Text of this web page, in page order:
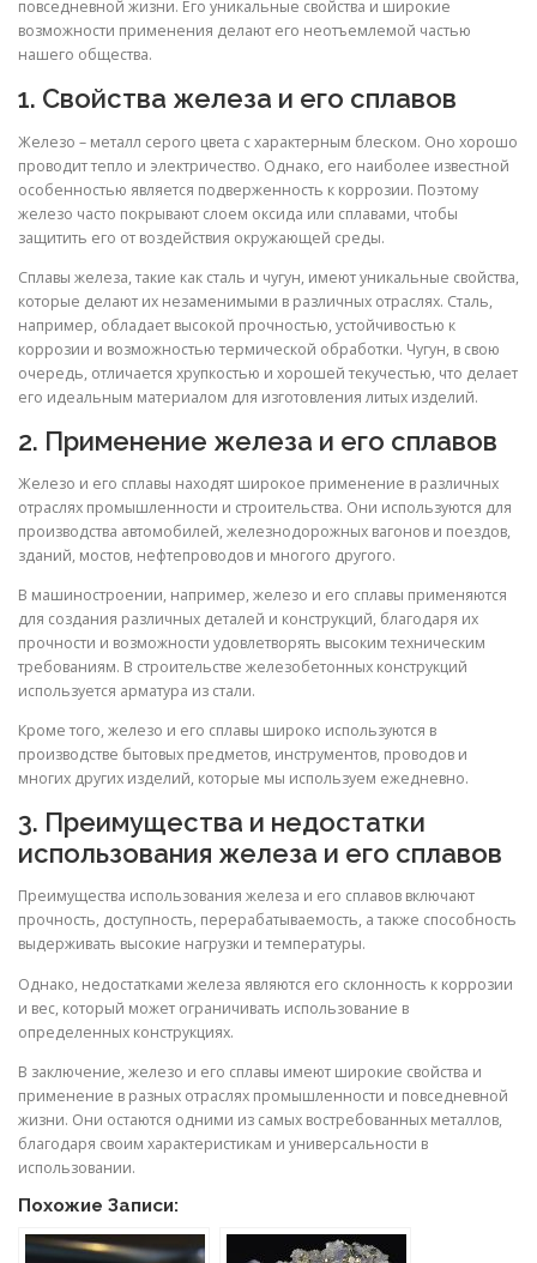
повседневной жизни. Его уникальные свойства и широкие
возможности применения делают его неотъемлемой частью
нашего общества.
1. Свойства железа и его сплавов
Железо – металл серого цвета с характерным блеском. Оно хорошо
проводит тепло и электричество. Однако, его наиболее известной
особенностью является подверженность к коррозии. Поэтому
железо часто покрывают слоем оксида или сплавами, чтобы
защитить его от воздействия окружающей среды.
Сплавы железа, такие как сталь и чугун, имеют уникальные свойства,
которые делают их незаменимыми в различных отраслях. Сталь,
например, обладает высокой прочностью, устойчивостью к
коррозии и возможностью термической обработки. Чугун, в свою
очередь, отличается хрупкостью и хорошей текучестью, что делает
его идеальным материалом для изготовления литых изделий.
2. Применение железа и его сплавов
Железо и его сплавы находят широкое применение в различных
отраслях промышленности и строительства. Они используются для
производства автомобилей, железнодорожных вагонов и поездов,
зданий, мостов, нефтепроводов и многого другого.
В машиностроении, например, железо и его сплавы применяются
для создания различных деталей и конструкций, благодаря их
прочности и возможности удовлетворять высоким техническим
требованиям. В строительстве железобетонных конструкций
используется арматура из стали.
Кроме того, железо и его сплавы широко используются в
производстве бытовых предметов, инструментов, проводов и
многих других изделий, которые мы используем ежедневно.
3. Преимущества и недостатки
использования железа и его сплавов
Преимущества использования железа и его сплавов включают
прочность, доступность, перерабатываемость, а также способность
выдерживать высокие нагрузки и температуры.
Однако, недостатками железа являются его склонность к коррозии
и вес, который может ограничивать использование в
определенных конструкциях.
В заключение, железо и его сплавы имеют широкие свойства и
применение в разных отраслях промышленности и повседневной
жизни. Они остаются одними из самых востребованных металлов,
благодаря своим характеристикам и универсальности в
использовании.
Похожие Записи: